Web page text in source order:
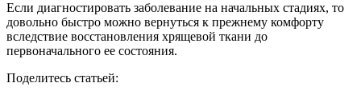
Если диагностировать заболевание на начальных стадиях, то
довольно быстро можно вернуться к прежнему комфорту
вследствие восстановления хрящевой ткани до
первоначального ее состояния.
Поделитесь статьей: